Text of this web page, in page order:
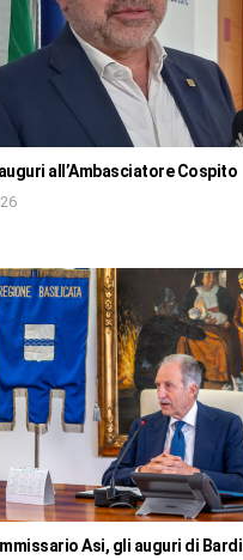
all’Ambasciatore Cospito
Asi, gli auguri di Bardi